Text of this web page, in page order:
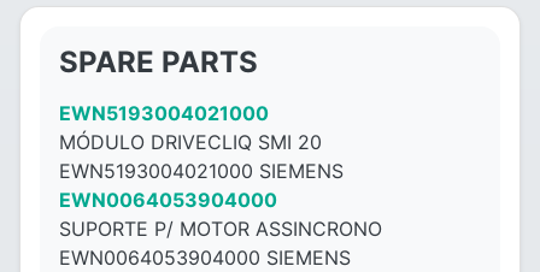
SPARE PARTS
EWN5193004021000
MÓDULO DRIVECLIQ SMI 20
EWN5193004021000 SIEMENS
EWN0064053904000
SUPORTE P/ MOTOR ASSINCRONO
EWN0064053904000 SIEMENS